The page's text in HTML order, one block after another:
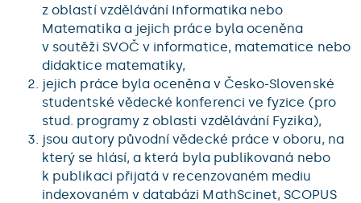
z oblastí vzdělávání Informatika nebo
Matematika a jejich práce byla oceněna
v soutěži SVOČ v informatice, matematice nebo
didaktice matematiky,
jejich práce byla oceněna v Česko-Slovenské
studentské vědecké konferenci ve fyzice (pro
stud. programy z oblasti vzdělávání Fyzika),
jsou autory původní vědecké práce v oboru, na
který se hlásí, a která byla publikovaná nebo
k publikaci přijatá v recenzovaném mediu
indexovaném v databázi MathScinet, SCOPUS